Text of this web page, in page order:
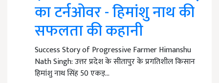
का टर्नओवर - हिमांशु नाथ की
सफलता की कहानी
Success Story of Progressive Farmer Himanshu
Nath Singh: उत्तर प्रदेश के सीतापुर के प्रगतिशील किसान
हिमांशु नाथ सिंह 50 एकड़…